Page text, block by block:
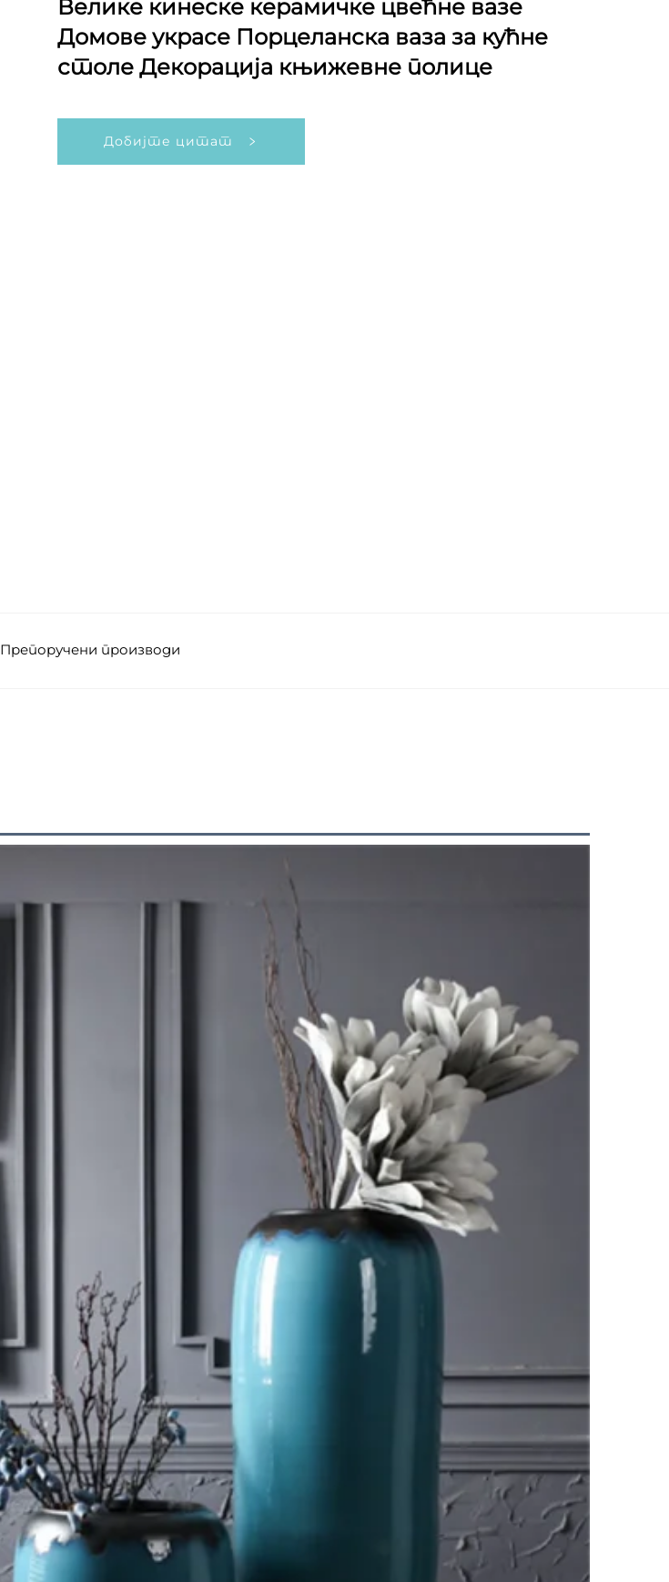
Велике кинеске керамичке цвећне вазе
Домове украсе Порцеланска ваза за кућне
столе Декорација књижевне полице
Добијте цитат
Препоручени производи